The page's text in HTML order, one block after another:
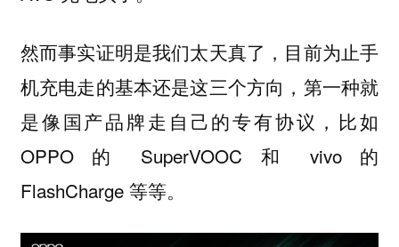
然而事实证明是我们太天真了，目前为止手
机充电走的基本还是这三个方向，第一种就
是像国产品牌走自己的专有协议，比如
OPPO 的 SuperVOOC 和 vivo 的
FlashCharge 等等。